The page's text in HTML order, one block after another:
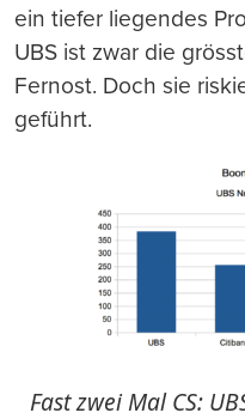
ein tiefer liegendes
UBS ist zwar die
Fernost. Doch sie
geführt.
Fast zwei Mal CS: